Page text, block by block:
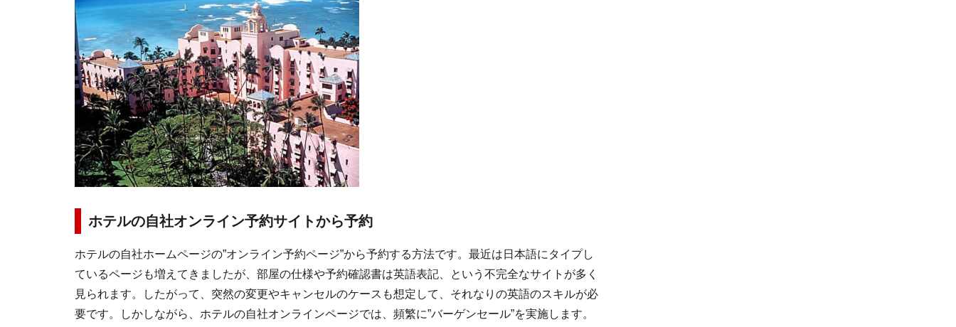
ホテルの自社オンライン予約サイトから予約
ホテルの自社ホームページの”オンライン予約ページ”から予約する方法です。最近は日本語にタイプし
ているページも増えてきましたが、部屋の仕様や予約確認書は英語表記、という不完全なサイトが多く
見られます。したがって、突然の変更やキャンセルのケースも想定して、それなりの英語のスキルが必
要です。しかしながら、ホテルの自社オンラインページでは、頻繁に”バーゲンセール”を実施します。